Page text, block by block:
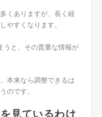
くありますが、長く経
やすくなります。
うと、その貴重な情報が
本来なら調整できるは
のです。
見ているわけ